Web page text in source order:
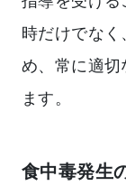
時だけでな
め、常に適切
ます。
食中毒発生